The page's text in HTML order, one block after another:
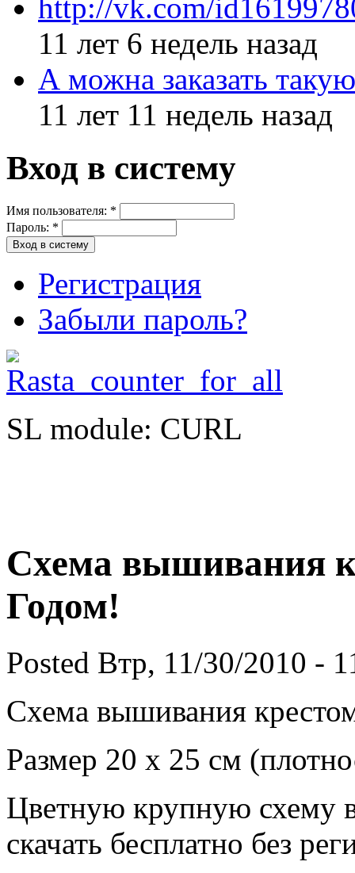
http://vk.com/
11 лет 6 недель назад
А можна заказать
11 лет 11 недель назад
Вход в систему
Имя пользователя: *
Пароль: *
Регистрация
Забыли пароль?
SL module: CURL
Схема вышивания
Годом!
Posted Втр, 11/30/2010 -
Схема вышивания
Размер 20 х 25 см
Цветную крупную схему
скачать бесплатно без